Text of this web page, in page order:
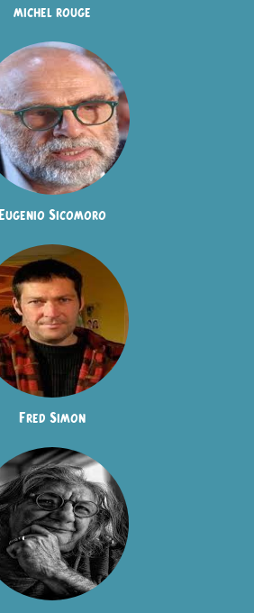
michel rouge
Eugenio Sicomoro
Fred Simon